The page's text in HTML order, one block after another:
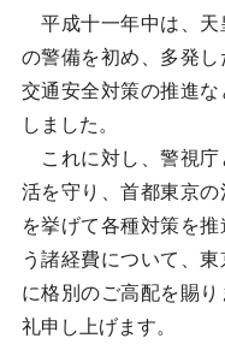
平成十一年中は、天
の警備を初め、多発
交通安全対策の推進
しました。
これに対し、警視庁
活を守り、首都東京
を挙げて各種対策を
う諸経費について、
に格別のご高配を賜
礼申し上げます。